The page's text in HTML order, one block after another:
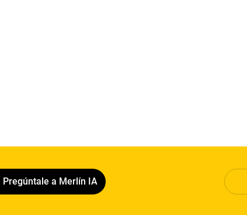
Pregúntale a Merlín IA